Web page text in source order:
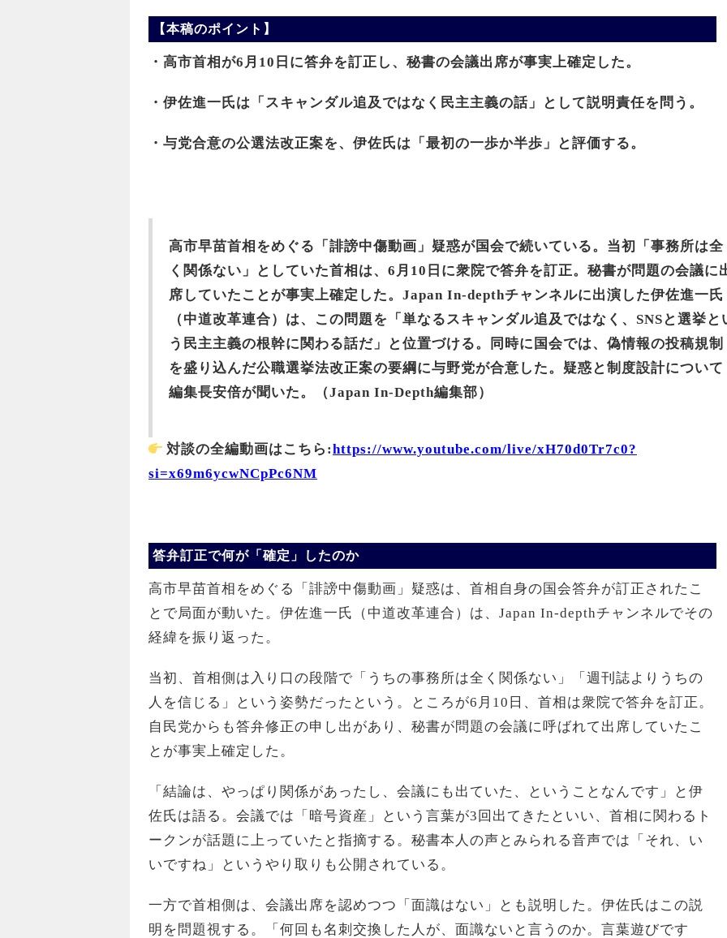
【本稿のポイント】
・高市首相が6月10日に答弁を訂正し、秘書の会議出席が事実上確定した。
・伊佐進一氏は「スキャンダル追及ではなく民主主義の話」として説明責任を問う。
・与党合意の公選法改正案を、伊佐氏は「最初の一歩か半歩」と評価する。
高市早苗首相をめぐる「誹謗中傷動画」疑惑が国会で続いている。当初「事務所は全
く関係ない」としていた首相は、6月10日に衆院で答弁を訂正。秘書が問題の会議に
席していたことが事実上確定した。Japan In-depthチャンネルに出演した伊佐進一氏
（中道改革連合）は、この問題を「単なるスキャンダル追及ではなく、SNSと選挙と
う民主主義の根幹に関わる話だ」と位置づける。同時に国会では、偽情報の投稿規制
を盛り込んだ公職選挙法改正案の要綱に与野党が合意した。疑惑と制度設計について
編集長安倍が聞いた。
（Japan In-Depth編集部）
対談の全編動画はこちら :https://www.youtube.com/live/xH70d0Tr7c0?
si=x69m6ycwNCpPc6NM
答弁訂正で何が「確定」したのか
高市早苗首相をめぐる「誹謗中傷動画」疑惑は、首相自身の国会答弁が訂正されたこ
とで局面が動いた。伊佐進一氏（中道改革連合）は、Japan In-depthチャンネルでその
経緯を振り返った。
当初、首相側は入り口の段階で「うちの事務所は全く関係ない」「週刊誌よりうちの
人を信じる」という姿勢だったという。ところが6月10日、首相は衆院で答弁を訂正。
自民党からも答弁修正の申し出があり、秘書が問題の会議に呼ばれて出席していたこ
とが事実上確定した。
「結論は、やっぱり関係があったし、会議にも出ていた、ということなんです」と伊
佐氏は語る。会議では「暗号資産」という言葉が3回出てきたといい、首相に関わるト
ークンが話題に上っていたと指摘する。秘書本人の声とみられる音声では「それ、い
いですね」というやり取りも公開されている。
一方で首相側は、会議出席を認めつつ「面識はない」とも説明した。伊佐氏はこの説
明を問題視する。「何回も名刺交換した人が、面識ないと言うのか。言葉遊びです